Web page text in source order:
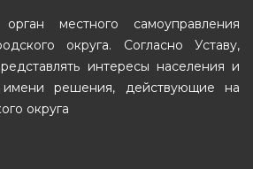
орган местного самоуправления
округа. Согласно Уставу,
интересы населения и
решения, действующие на
округа